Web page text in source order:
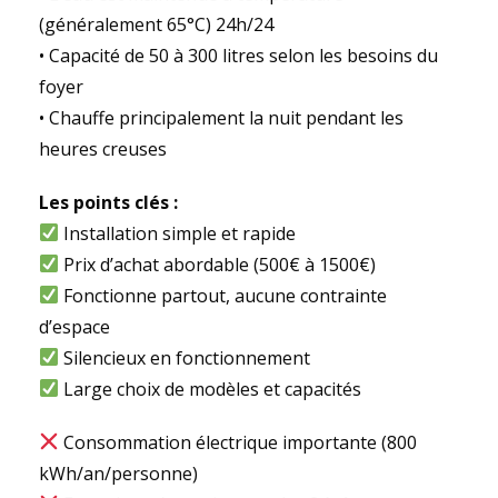
(généralement 65°C) 24h/24
• Capacité de 50 à 300 litres selon les besoins du
foyer
• Chauffe principalement la nuit pendant les
heures creuses
Les points clés :
Installation simple et rapide
Prix d’achat abordable (500€ à 1500€)
Fonctionne partout, aucune contrainte
d’espace
Silencieux en fonctionnement
Large choix de modèles et capacités
Consommation électrique importante (800
kWh/an/personne)